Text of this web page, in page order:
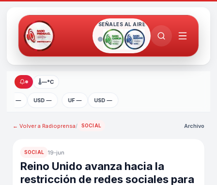
SEÑALES AL AIRE
🌡—°C
UF — USD — UF — USD —
← Volver a Radioprensa/ SOCIAL Archivo
SOCIAL 19-jun
Reino Unido avanza hacia la
restricción de redes sociales para